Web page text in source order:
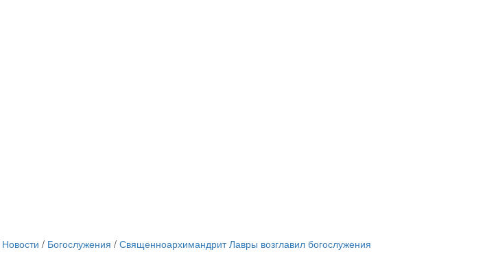
Новости / Богослужения / Священноархимандрит Лавры возглавил богослужения